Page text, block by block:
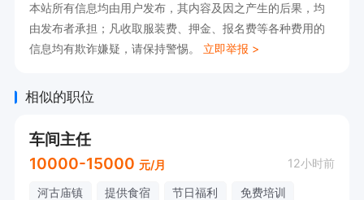
本站所有信息均由用户发布，其内容及因之产生的后果，均
由发布者承担；凡收取服装费、押金、报名费等各种费用的
信息均有欺诈嫌疑，请保持警惕。 立即举报 >
相似的职位
车间主任
10000-15000 元/月 12小时前
河古庙镇 提供食宿 节日福利 免费培训